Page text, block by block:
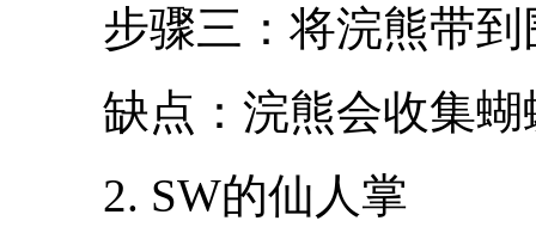
步骤三：将浣熊带到
缺点：浣熊会收集蝴
2. SW的仙人掌